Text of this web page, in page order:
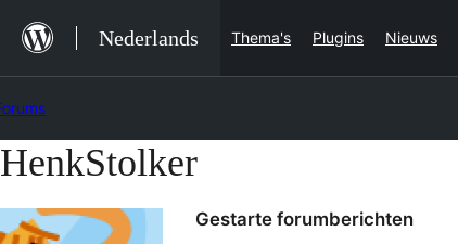
naar
de
inhoud
Nederlands Thema's Plugins Nieuws
Ga
de
HenkStolker
Gestarte forumberichten